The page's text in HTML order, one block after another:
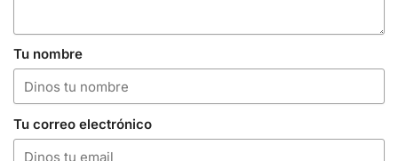
Tu nombre
Tu correo electrónico